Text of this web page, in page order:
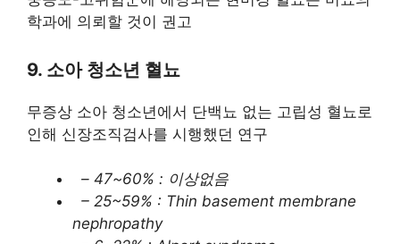
학과에 의뢰할 것이 권고
9. 소아 청소년 혈뇨
무증상 소아 청소년에서 단백뇨 없는 고립성 혈뇨로
인해 신장조직검사를 시행했던 연구
– 47~60% : 이상없음
– 25~59% : Thin basement membrane
nephropathy